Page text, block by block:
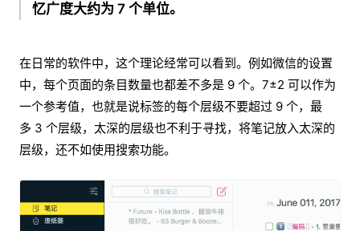
忆广度大约为 7 个单位。
在日常的软件中，这个理论经常可以看到。例如微信的设置
中，每个页面的条目数量也都差不多是 9 个。7±2 可以作为
一个参考值，也就是说标签的每个层级不要超过 9 个，最
多 3 个层级，太深的层级也不利于寻找，将笔记放入太深的
层级，还不如使用搜索功能。